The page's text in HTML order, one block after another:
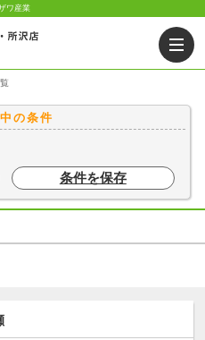
ワ産業
の条件
条件を保存